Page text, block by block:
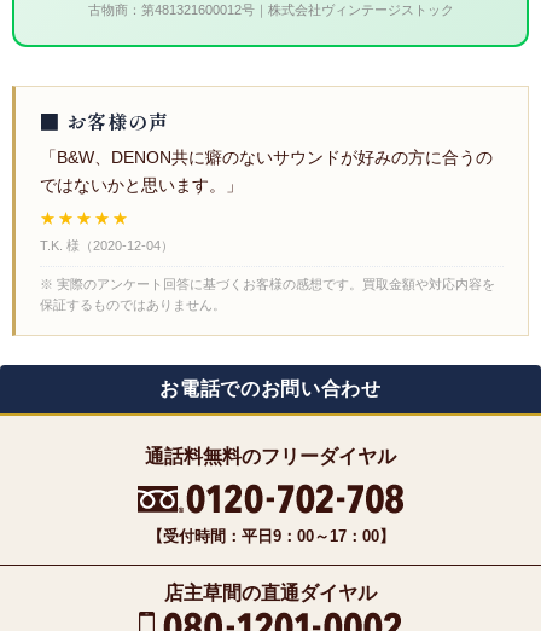
古物商：第481321600012号｜株式会社ヴィンテージストック
■ お客様の声
「B&W、DENON共に癖のないサウンドが好みの方に合うの
ではないかと思います。」
★★★★★
T.K. 様 （2020-12-04）
※ 実際のアンケート回答に基づくお客様の感想です。買取金額や対応内容を
保証するものではありません。
お電話でのお問い合わせ
通話料無料のフリーダイヤル
【受付時間：平日9：00～17：00】
店主草間の直通ダイヤル